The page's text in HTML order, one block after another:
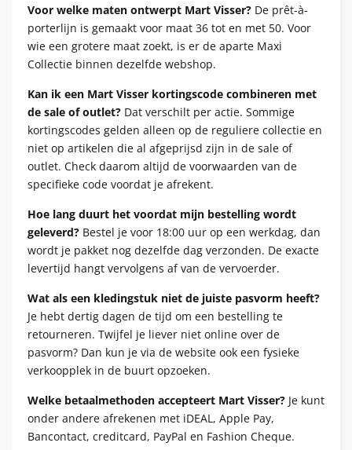
Voor welke maten ontwerpt Mart Visser? De prêt-à-
porterlijn is gemaakt voor maat 36 tot en met 50. Voor
wie een grotere maat zoekt, is er de aparte Maxi
Collectie binnen dezelfde webshop.
Kan ik een Mart Visser kortingscode combineren met
de sale of outlet? Dat verschilt per actie. Sommige
kortingscodes gelden alleen op de reguliere collectie en
niet op artikelen die al afgeprijsd zijn in de sale of
outlet. Check daarom altijd de voorwaarden van de
specifieke code voordat je afrekent.
Hoe lang duurt het voordat mijn bestelling wordt
geleverd? Bestel je voor 18:00 uur op een werkdag, dan
wordt je pakket nog dezelfde dag verzonden. De exacte
levertijd hangt vervolgens af van de vervoerder.
Wat als een kledingstuk niet de juiste pasvorm heeft?
Je hebt dertig dagen de tijd om een bestelling te
retourneren. Twijfel je liever niet online over de
pasvorm? Dan kun je via de website ook een fysieke
verkoopplek in de buurt opzoeken.
Welke betaalmethoden accepteert Mart Visser? Je kunt
onder andere afrekenen met iDEAL, Apple Pay,
Bancontact, creditcard, PayPal en Fashion Cheque.